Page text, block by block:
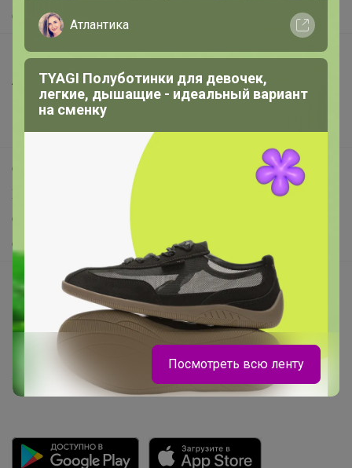
О нас
Все предложения
Анонсы
Новости
Поддержка альпак
Самое выгодное
Хиты продаж
Самое желанное
Самое быстрое
Начать зарабатывать с 24-ok
Picabox.ru - Лучшее место для ваших изображений
Розыгрыш - Генератор случайных чисел
Пульс нашего маркетплейса
Укорачиватель ссылок
Атлантика
TYAGI Полуботинки для девочек,
легкие, дышащие - идеальный вариант
на сменку
Посмотреть всю ленту